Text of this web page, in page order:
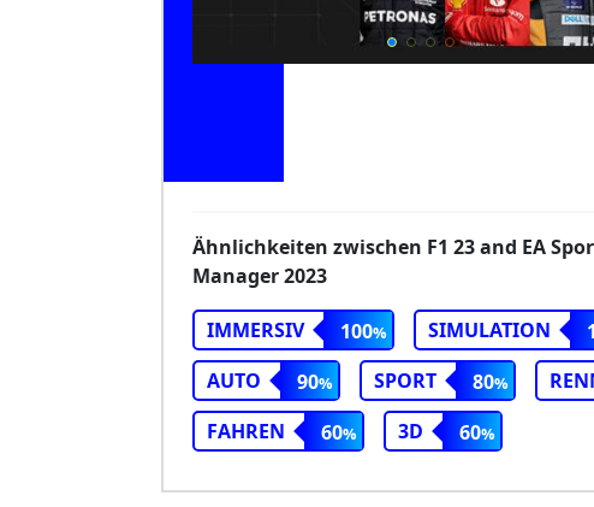
Ähnlichkeiten zwischen F1 23 and EA
Manager 2023
IMMERSIV 100 SIMULATION
AUTO
90 SPORT 80
FAHREN
60 3D 60